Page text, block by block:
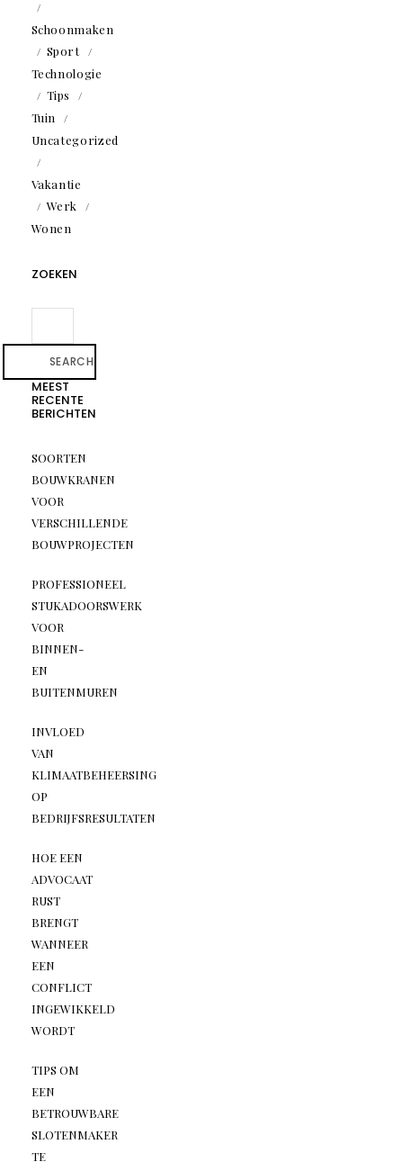
Schoonmaken
Sport
Technologie
Tips
Tuin
Uncategorized
Vakantie
Werk
Wonen
ZOEKEN
SEARCH
MEEST
RECENTE
BERICHTEN
SOORTEN
BOUWKRANEN
VOOR
VERSCHILLENDE
BOUWPROJECTEN
PROFESSIONEEL
STUKADOORSWERK
VOOR
BINNEN-
EN
BUITENMUREN
INVLOED
VAN
KLIMAATBEHEERSING
OP
BEDRIJFSRESULTATEN
HOE EEN
ADVOCAAT
RUST
BRENGT
WANNEER
EEN
CONFLICT
INGEWIKKELD
WORDT
TIPS OM
EEN
BETROUWBARE
SLOTENMAKER
TE